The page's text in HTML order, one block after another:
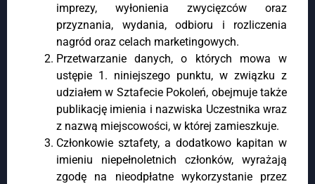
imprezy, wyłonienia zwycięzców oraz
przyznania, wydania, odbioru i rozliczenia
nagród oraz celach marketingowych.
Przetwarzanie danych, o których mowa w
ustępie 1. niniejszego punktu, w związku z
udziałem w Sztafecie Pokoleń, obejmuje także
publikację imienia i nazwiska Uczestnika wraz
z nazwą miejscowości, w której zamieszkuje.
Członkowie sztafety, a dodatkowo kapitan w
imieniu niepełnoletnich członków, wyrażają
zgodę na nieodpłatne wykorzystanie przez